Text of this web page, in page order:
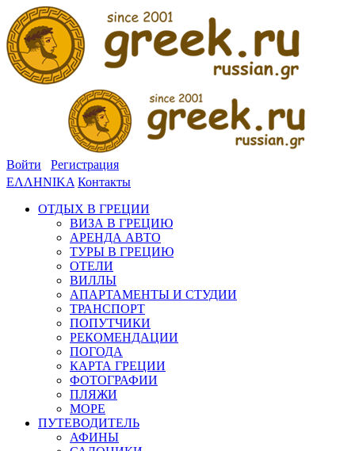
Войти
Регистрация
ΕΛΛΗΝΙΚΑ Контакты
ОТДЫХ В ГРЕЦИИ
ВИЗА В ГРЕЦИЮ
АРЕНДА АВТО
ТУРЫ В ГРЕЦИЮ
ОТЕЛИ
ВИЛЛЫ
АПАРТАМЕНТЫ И СТУДИИ
ТРАНСПОРТ
ПОПУТЧИКИ
РЕКОМЕНДАЦИИ
ПОГОДА
КАРТА ГРЕЦИИ
ФОТОГРАФИИ
ПЛЯЖИ
МОРЕ
ПУТЕВОДИТЕЛЬ
АФИНЫ